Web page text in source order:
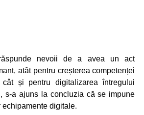
nevoii de a avea un act
atât pentru creșterea competenței
și pentru digitalizarea întregului
s-a ajuns la concluzia că se impune
digitale.